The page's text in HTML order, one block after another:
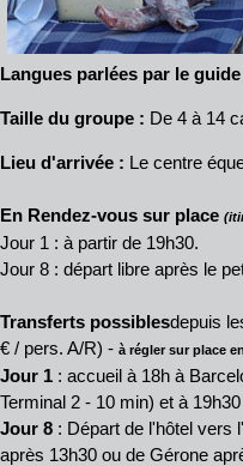
Langues parlées par le guide
Taille du groupe : De 4 à 14
Lieu d'arrivée : Le centre
En Rendez-vous sur place
Jour 1 : à partir de 19h30.
Jour 8 : départ libre après le
Transferts possiblesdepuis
€ / pers. A/R) - à régler sur place
Jour 1 : accueil à 18h à
Terminal 2 - 10 min) et à
Jour 8 : Départ de l'hôtel vers
après 13h30 ou de Gérone